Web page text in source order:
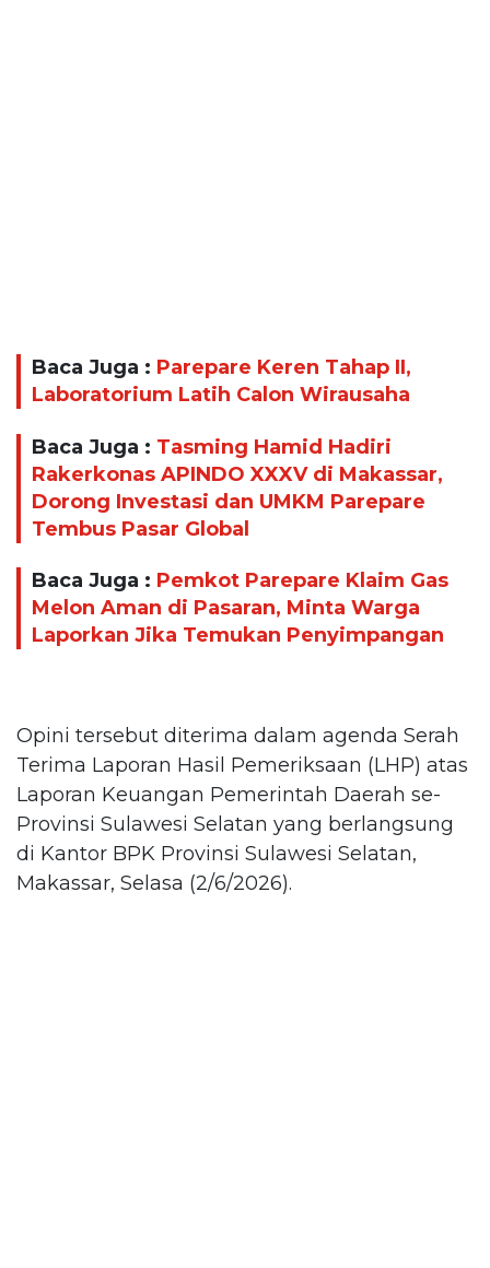
Baca Juga : Parepare Keren Tahap II,
Laboratorium Latih Calon Wirausaha
Baca Juga : Tasming Hamid Hadiri
Rakerkonas APINDO XXXV di Makassar,
Dorong Investasi dan UMKM Parepare
Tembus Pasar Global
Baca Juga : Pemkot Parepare Klaim Gas
Melon Aman di Pasaran, Minta Warga
Laporkan Jika Temukan Penyimpangan
Opini tersebut diterima dalam agenda Serah
Terima Laporan Hasil Pemeriksaan (LHP) atas
Laporan Keuangan Pemerintah Daerah se-
Provinsi Sulawesi Selatan yang berlangsung
di Kantor BPK Provinsi Sulawesi Selatan,
Makassar, Selasa (2/6/2026).